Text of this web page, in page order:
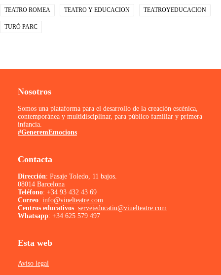
TEATRO ROMEA TEATRO Y EDUCACION TEATROYEDUCACION
TURÓ PARC
Nosotros
Somos una plataforma para el desarrollo de la creación escénica,
contemporánea y multidisciplinar, para público familiar y primera
infancia.
#GeneremEmocions
Contacta
Dirección: Pasaje Toledo, 11 bajos.
08014 Barcelona
Teléfono: +34 93 432 43 69
Correo: info@viuelteatre.com
Centros educativos: serveieducatiu@viuelteatre.com
Whatsapp: +34 625 579 497
Esta web
Aviso legal